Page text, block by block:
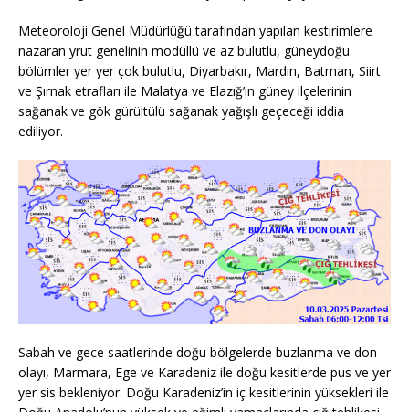
Meteoroloji Genel Müdürlüğü tarafından yapılan kestirimlere
nazaran yrut genelinin modüllü ve az bulutlu, güneydoğu
bölümler yer yer çok bulutlu, Diyarbakır, Mardin, Batman, Siirt
ve Şırnak etrafları ile Malatya ve Elazığ’ın güney ilçelerinin
sağanak ve gök gürültülü sağanak yağışlı geçeceği iddia
ediliyor.
Sabah ve gece saatlerinde doğu bölgelerde buzlanma ve don
olayı, Marmara, Ege ve Karadeniz ile doğu kesitlerde pus ve yer
yer sis bekleniyor. Doğu Karadeniz’in iç kesitlerinin yüksekleri ile